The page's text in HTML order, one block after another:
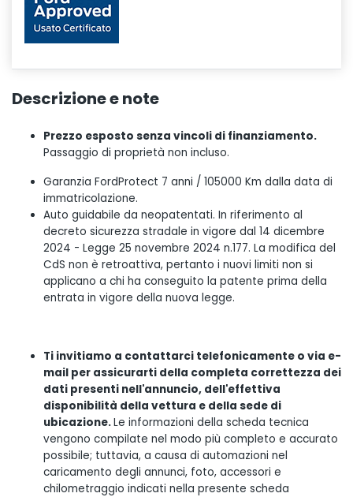
Descrizione e note
Prezzo esposto senza vincoli di finanziamento.
Passaggio di proprietà non incluso.
Garanzia FordProtect 7 anni / 105000 Km dalla data di
immatricolazione.
Auto guidabile da neopatentati. In riferimento al
decreto sicurezza stradale in vigore dal 14 dicembre
2024 - Legge 25 novembre 2024 n.177. La modifica del
CdS non è retroattiva, pertanto i nuovi limiti non si
applicano a chi ha conseguito la patente prima della
entrata in vigore della nuova legge.
Ti invitiamo a contattarci telefonicamente o via e-
mail per assicurarti della completa correttezza dei
dati presenti nell'annuncio, dell'effettiva
disponibilità della vettura e della sede di
ubicazione.Le informazioni della scheda tecnica
vengono compilate nel modo più completo e accurato
possibile; tuttavia, a causa di automazioni nel
caricamento degli annunci, foto, accessori e
chilometraggio indicati nella presente scheda